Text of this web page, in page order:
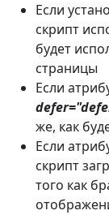
Если
скрипт
будет
страницы
Если
же, как
Если
скрипт
того как